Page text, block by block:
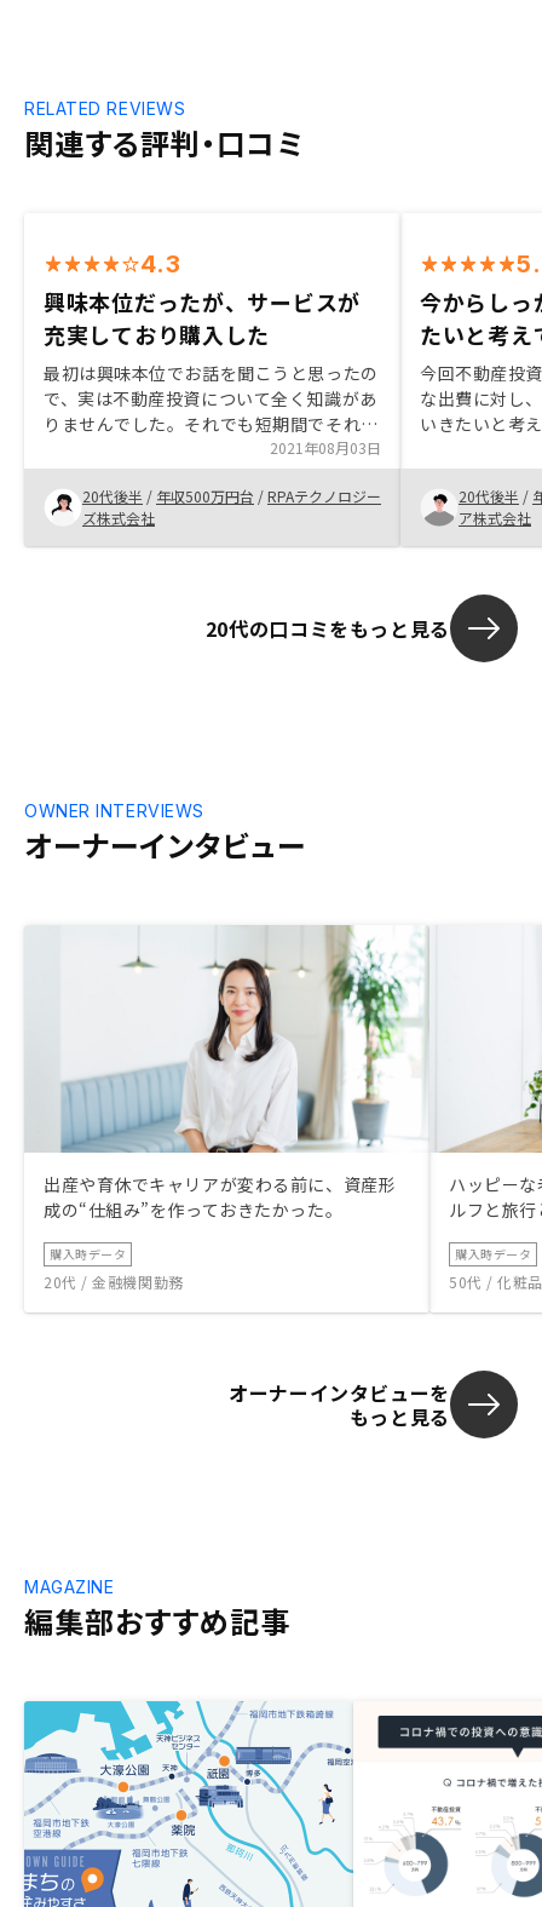
関連する評判・口コミ
RELATED REVIEWS
4.3
興味本位だったが、サービスが
充実しており購入した
最初は興味本位でお話を聞こうと思ったの
で、実は不動産投資について全く知識があ
りませんでした。それでも短期間でそれな
りにメリットやリスクについて理解できる
程、担当営業さんがひとつひとつ丁寧に教
えてくださったので、始めようと決心がで
きました。最初は手続きが複雑そうとか、
管理が大変そうとか、不安なことだらけで
が手厚く、充実しているので、おすすめで
2021年08月03日
20代後半 / 年収500万円台 /RPAテクノロジー
ズ株式会社
今からしっ
たいと考え
今回不動産投
な出費に対し
いきたいと考
不安で決め手
RENOSYさ
に説明をして
だいたので助
と将来につい
いただいたの
させていただ
20代後半 /
ア株式会社
20代の口コミをもっと見る
オーナーインタビュー
OWNER INTERVIEWS
出産や育休でキャリアが変わる前に、資産形
成の“仕組み”を作っておきたかった。
購入時データ
20代 / 金融機関勤務
ハッピー
ルフと旅
購入時データ
50代 / 化粧
オーナーインタビューを
もっと見る
編集部おすすめ記事
MAGAZINE